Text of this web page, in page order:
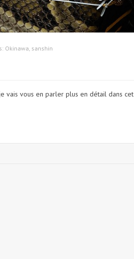
Okinawa sanshin
vais vous en parler plus en détail dans cet